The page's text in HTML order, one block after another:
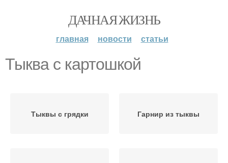
ДАЧНАЯ ЖИЗНЬ
главная новости статьи
Тыква с картошкой
Тыквы с грядки Гарнир из тыквы